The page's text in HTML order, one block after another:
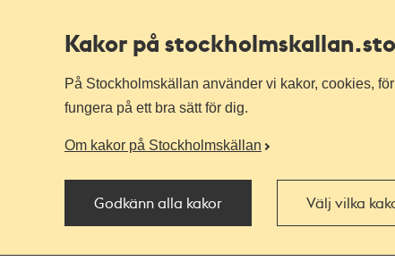
Kakor på stockholmskallan
På Stockholmskällan använder vi kakor, cookies,
fungera på ett bra sätt för dig.
Om kakor på Stockholmskällan
Godkänn alla kakor Välj vilka